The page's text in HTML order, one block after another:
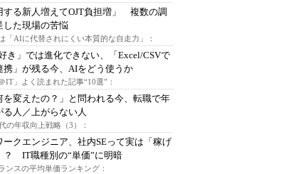
する新人増えてOJT負担増」 複数の調
した現場の苦悩
「AIに代替されにくい本質的な自走力」：
好き」では進化できない、「Excel/CSVで
携」が残る今、AIをどう使うか
IT」よく読まれた記事“10選”：
を変えたの？」と問われる今、転職で年
る人／上がらない人
の年収向上戦略（3）：
ークエンジニア、社内SEって実は「稼げ
？ IT職種別の“単価”に明暗
ンスの平均単価ランキング：